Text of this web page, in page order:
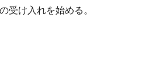
け入れを始める。